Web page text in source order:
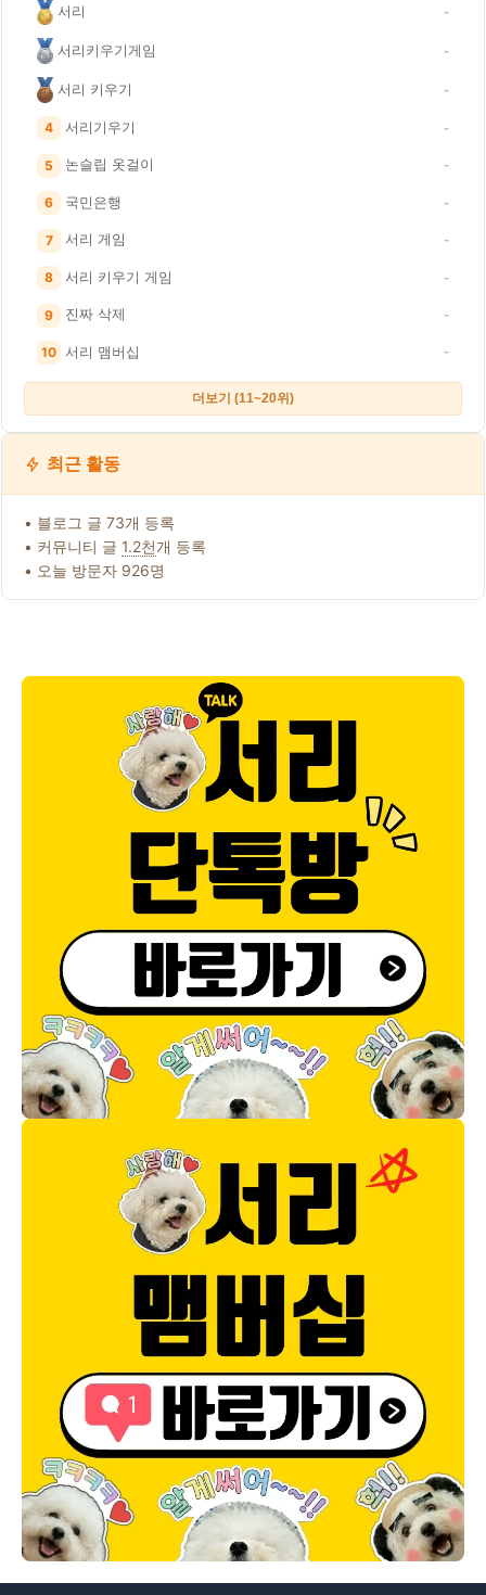
서리 -
서리키우기게임 -
서리 키우기 -
4 서리기우기 -
5 논슬립 옷걸이 -
6 국민은행 -
7 서리 게임 -
8 서리 키우기 게임 -
9 진짜 삭제 -
10 서리 맴버십 -
더보기 (11~20위)
최근 활동
• 블로그 글 73개 등록
• 커뮤니티 글 1.2천개 등록
• 오늘 방문자 926명